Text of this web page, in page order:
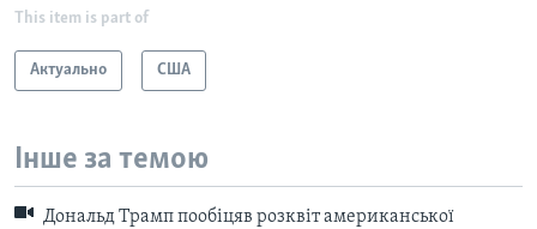
This item is part of
Актуально США
Інше за темою
Дональд Трамп пообіцяв розквіт американської